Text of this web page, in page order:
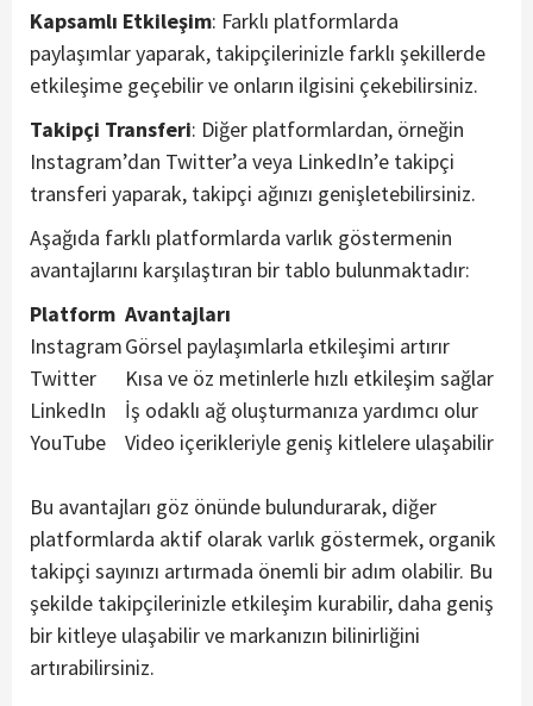
Kapsamlı Etkileşim: Farklı platformlarda
paylaşımlar yaparak, takipçilerinizle farklı şekillerde
etkileşime geçebilir ve onların ilgisini çekebilirsiniz.
Takipçi Transferi: Diğer platformlardan, örneğin
Instagram’dan Twitter’a veya LinkedIn’e takipçi
transferi yaparak, takipçi ağınızı genişletebilirsiniz.
Aşağıda farklı platformlarda varlık göstermenin
avantajlarını karşılaştıran bir tablo bulunmaktadır:
Platform Avantajları
InstagramGörsel paylaşımlarla etkileşimi artırır
Twitter
Kısa ve öz metinlerle hızlı etkileşim sağlar
LinkedIn
İş odaklı ağ oluşturmanıza yardımcı olur
YouTube
Video içerikleriyle geniş kitlelere ulaşabilir
Bu avantajları göz önünde bulundurarak, diğer
platformlarda aktif olarak varlık göstermek, organik
takipçi sayınızı artırmada önemli bir adım olabilir. Bu
şekilde takipçilerinizle etkileşim kurabilir, daha geniş
bir kitleye ulaşabilir ve markanızın bilinirliğini
artırabilirsiniz.